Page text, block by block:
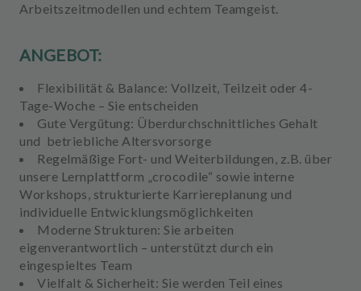
Arbeitszeitmodellen und echtem Teamgeist.
ANGEBOT:
Flexibilität & Balance: Vollzeit, Teilzeit oder 4-
Tage-Woche – Sie entscheiden
Gute Vergütung: Überdurchschnittliches Gehalt
und betriebliche Altersvorsorge
Regelmäßige Fort- und Weiterbildungen, z.B. über
unsere Lernplattform „crocodile“ sowie interne
Workshops, strukturierte Karriereplanung und
individuelle Entwicklungsmöglichkeiten
Moderne Strukturen: Sie arbeiten
eigenverantwortlich – unterstützt durch ein
eingespieltes Team
Vielfalt & Sicherheit: Sie werden Teil eines